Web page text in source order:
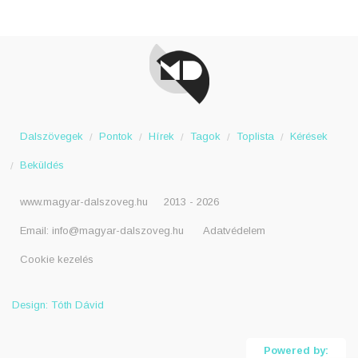
Dalszövegek Pontok Hírek Tagok Toplista Kérések
Beküldés
www.magyar-dalszoveg.hu 2013 - 2026
Email: info@magyar-dalszoveg.hu Adatvédelem
Cookie kezelés
Design: Tóth Dávid
Powered by: